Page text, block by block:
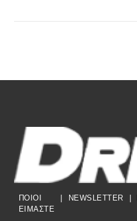
ΠΟΙΟΙ
ΕΙΜΑΣΤΕ
| NEWSLETTER |